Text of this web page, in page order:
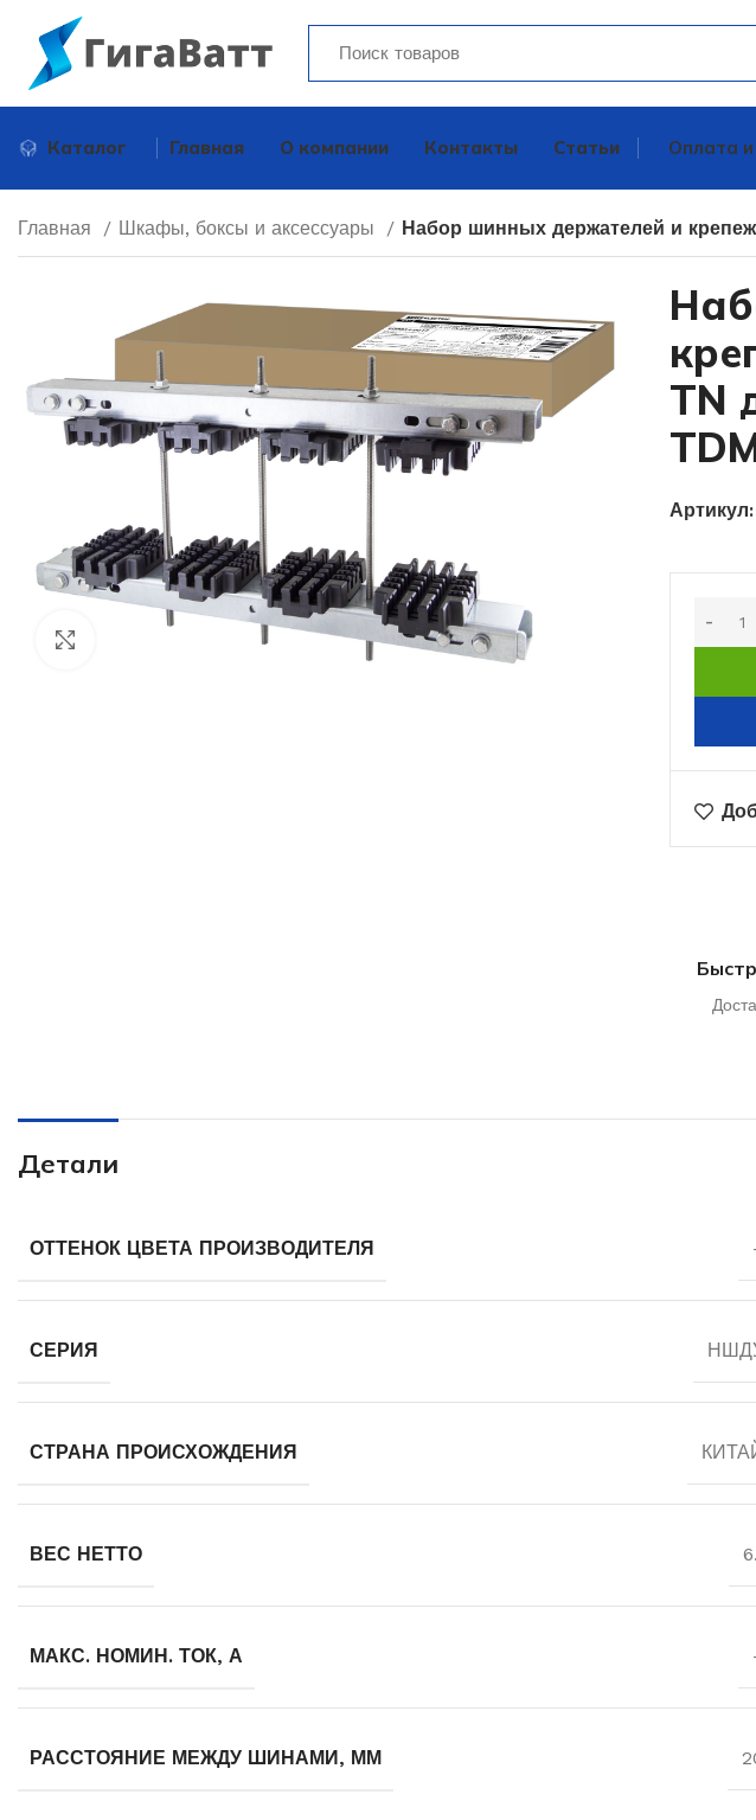
Каталог Главная О компании Контакты Статьи Оплата
Главная Шкафы, боксы и аксессуары Набор шинных держателей и
Нажмите, чтобы увеличить изображение
TN
Артикул:
Детали
ОТТЕНОК ЦВЕТА ПРОИЗВОДИТЕЛЯ
СЕРИЯ
СТРАНА ПРОИСХОЖДЕНИЯ
ВЕС НЕТТО
МАКС. НОМИН. ТОК, А
РАССТОЯНИЕ МЕЖДУ ШИНАМИ, ММ